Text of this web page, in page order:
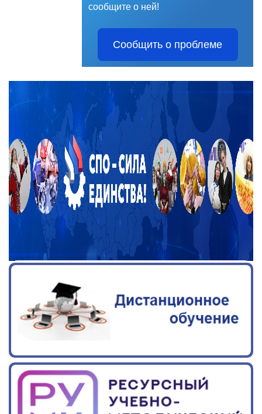
сообщите о ней!
Сообщить о проблеме